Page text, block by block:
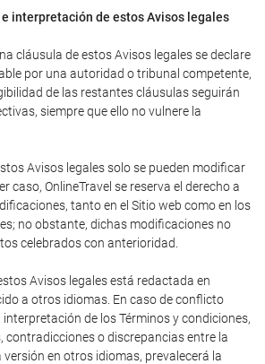
interpretación de estos Avisos legales
cláusula de estos Avisos legales se declare
por una autoridad o tribunal competente,
de las restantes cláusulas seguirán
siempre que ello no vulnere la
Avisos legales solo se pueden modificar
caso, OnlineTravel se reserva el derecho a
tanto en el Sitio web como en los
no obstante, dichas modificaciones no
celebrados con anterioridad.
Avisos legales está redactada en
a otros idiomas. En caso de conflicto
de los Términos y condiciones,
contradicciones o discrepancias entre la
versión en otros idiomas, prevalecerá la